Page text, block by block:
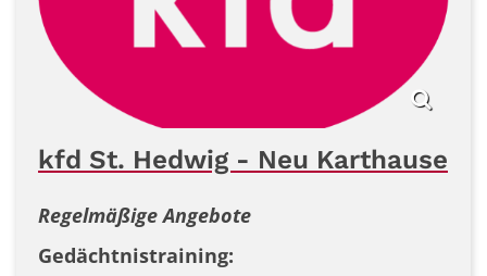
kfd St. Hedwig - Neu Karthause
Regelmäßige Angebote
Gedächtnistraining: